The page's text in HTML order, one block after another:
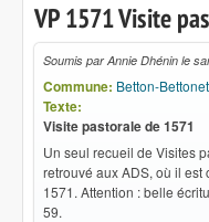
VP 1571 Visite
Soumis parAnnie Dhénin le
Commune: Betton-Bettonet
Texte:
Visite pastorale de 1571
Un seul recueil de Visites
retrouvé aux ADS, où il
1571. Attention : belle
59.